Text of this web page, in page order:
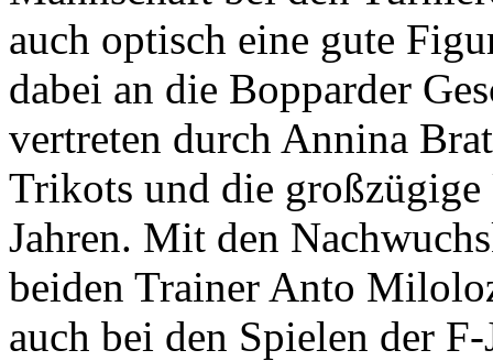
auch optisch eine gute
dabei an die Bopparder
vertreten durch Annina
Trikots und die großzügige
Jahren. Mit den
beiden Trainer Anto
auch bei den Spielen der